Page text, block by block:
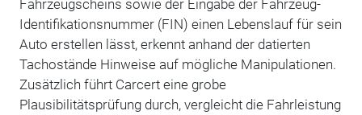
Fahrzeugscheins sowie der Eingabe der Fahrzeug-
Identifikationsnummer (FIN) einen Lebenslauf für sein
Auto erstellen lässt, erkennt anhand der datierten
Tachostände Hinweise auf mögliche Manipulationen.
Zusätzlich führt Carcert eine grobe
Plausibilitätsprüfung durch, vergleicht die Fahrleistung